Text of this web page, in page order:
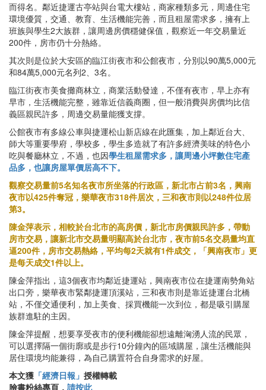
而得名。鄰近捷運古亭站與台電大樓站，商家種類多元，周邊住宅
環境優質，交通、教育、生活機能完善，而且租屋需求多，擁有上
班族與學生2大族群，讓周邊房價穩健保值，觀察近一年交易量近
200件，房市仍十分熱絡。
其次則是位於大安區的臨江街夜市和公館夜市，分別以90萬5,000元
和84萬5,000元名列2、3名。
臨江街夜市美食攤商林立，商業活動發達，不僅有夜市，早上亦有
早市，生活機能完整，雖靠近信義商圈，但一般消費與房價均比信
義區親民許多，周邊交易量能獲支撐。
公館夜市有多線公車與捷運松山新店線在此匯集，加上鄰近台大、
師大等重要學府，學校多，學生多造就了有許多經濟美味的特色小
吃與餐廳林立，不過，也因學生租屋需求多，讓周邊小坪數住宅產
品多，也讓房屋單價居高不下。
觀察交易量前5名知名夜市所坐落的行政區，新北市占前3名，興南
夜市以425件奪冠，樂華夜市318件居次，三和夜市則以248件位居
第3。
陳金萍表示，相較於台北市的高房價，新北市房價親民許多，帶動
房市交易，讓新北市交易量明顯高於台北市，夜市前5名交易量均直
逼200件，房市交易熱絡，平均每2天就有1件成交，「興南夜市」更
是每天成交1件以上。
陳金萍指出，這3個夜市均鄰近捷運站，興南夜市位在捷運南勢角站
出口旁，樂華夜市緊鄰捷運頂溪站，三和夜市則是靠近捷運台北橋
站，不僅交通便利，加上美食、採買機能一次到位，都是吸引購屋
族群進駐的主因。
陳金萍提醒，想要享受夜市的便利機能卻想遠離洶湧人流的民眾，
可以選擇隔一個街廓或是步行10分鐘內的區域購屋，讓生活機能與
居住環境均能兼得，為自己購置符合自身需求的好屋。
本文獲 「經濟日報」 授權轉載
臉書粉絲專頁， 請按此